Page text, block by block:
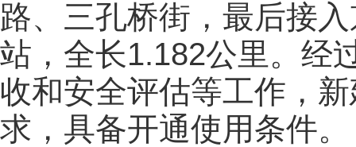
路、三孔桥街，最后接
站，全长1.182公里。经
收和安全评估等工作，
求，具备开通使用条件。